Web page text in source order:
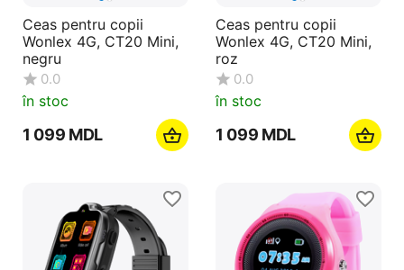
Ceas pentru copii
Wonlex 4G, CT20 Mini,
negru
0.0
în stoc
1 099 MDL
Ceas pentru copii
Wonlex 4G, CT20 Mini,
roz
0.0
în stoc
1 099 MDL